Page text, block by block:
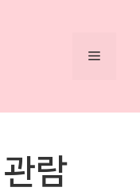
Menu
람